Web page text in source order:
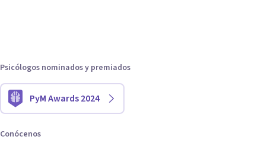
Psicólogos nominados y premiados
PyM Awards 2024
Conócenos